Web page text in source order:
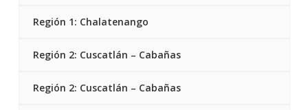
Región 1: Chalatenango
Región 2: Cuscatlán – Cabañas
Región 2: Cuscatlán – Cabañas